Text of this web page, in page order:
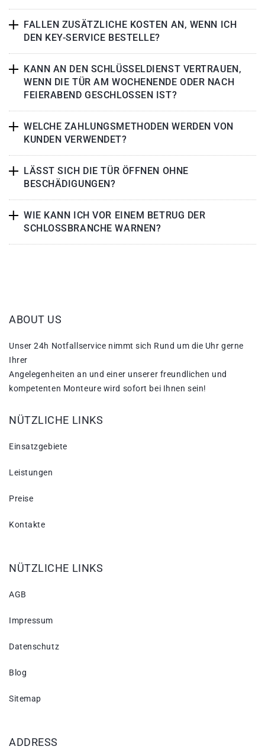
FALLEN ZUSÄTZLICHE KOSTEN AN, WENN ICH
DEN KEY-SERVICE BESTELLE?
KANN AN DEN SCHLÜSSELDIENST VERTRAUEN,
WENN DIE TÜR AM WOCHENENDE ODER NACH
FEIERABEND GESCHLOSSEN IST?
WELCHE ZAHLUNGSMETHODEN WERDEN VON
KUNDEN VERWENDET?
LÄSST SICH DIE TÜR ÖFFNEN OHNE
BESCHÄDIGUNGEN?
WIE KANN ICH VOR EINEM BETRUG DER
SCHLOSSBRANCHE WARNEN?
ABOUT US
Unser 24h Notfallservice nimmt sich Rund um die Uhr gerne
Ihrer
Angelegenheiten an und einer unserer freundlichen und
kompetenten Monteure wird sofort bei Ihnen sein!
NÜTZLICHE LINKS
Einsatzgebiete
Leistungen
Preise
Kontakte
NÜTZLICHE LINKS
AGB
Impressum
Datenschutz
Blog
Sitemap
ADDRESS